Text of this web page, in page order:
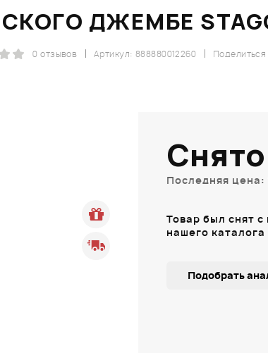
ДЖЕМБЕ STAGG
Поделиться
Артикул: 888880012260
0 отзывов
Последняя цена:
Товар был снят
нашего каталога
Подобрать